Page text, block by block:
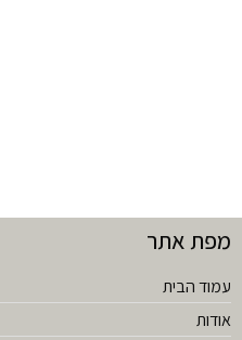
מפת אתר
עמוד הבית
אודות